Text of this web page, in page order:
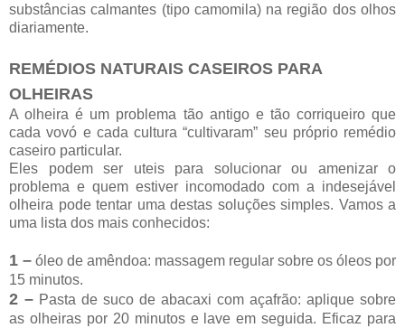
substâncias calmantes (tipo camomila) na região dos olhos
diariamente.
REMÉDIOS NATURAIS CASEIROS PARA
OLHEIRAS
A olheira é um problema tão antigo e tão corriqueiro que
cada vovó e cada cultura “cultivaram” seu próprio remédio
caseiro particular.
Eles podem ser uteis para solucionar ou amenizar o
problema e quem estiver incomodado com a indesejável
olheira pode tentar uma destas soluções simples. Vamos a
uma lista dos mais conhecidos:
1 – óleo de amêndoa: massagem regular sobre os óleos por
15 minutos.
2 – Pasta de suco de abacaxi com açafrão: aplique sobre
as olheiras por 20 minutos e lave em seguida. Eficaz para